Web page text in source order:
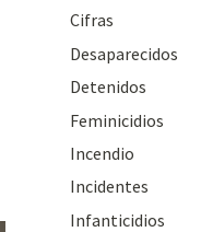
Cifras
Desaparecidos
Detenidos
Feminicidios
Incendio
Incidentes
Infanticidios